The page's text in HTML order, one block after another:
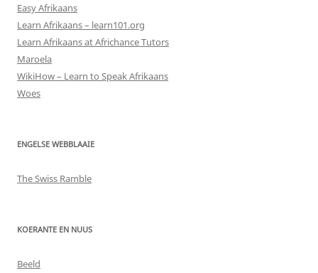
Easy Afrikaans
Learn Afrikaans – learn101.org
Learn Afrikaans at Africhance Tutors
Maroela
WikiHow – Learn to Speak Afrikaans
Woes
ENGELSE WEBBLAAIE
The Swiss Ramble
KOERANTE EN NUUS
Beeld